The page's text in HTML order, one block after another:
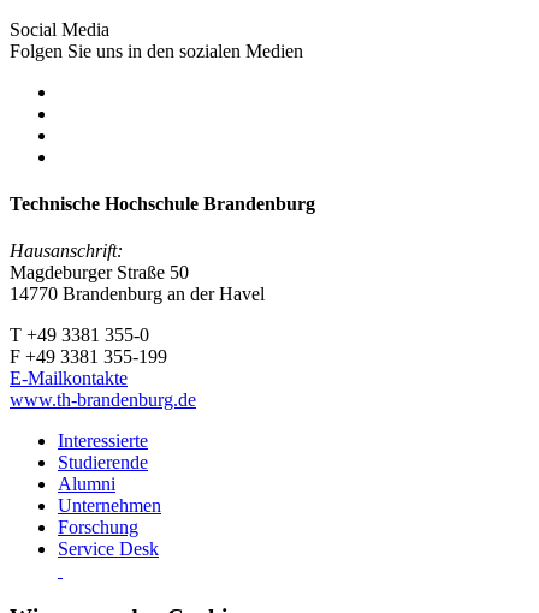
Social Media
Folgen Sie uns in den sozialen Medien
Technische Hochschule Brandenburg
Hausanschrift:
Magdeburger Straße 50
14770 Brandenburg an der Havel
T +49 3381 355-0
F +49 3381 355-199
E-Mailkontakte
www.th-brandenburg.de
Interessierte
Studierende
Alumni
Unternehmen
Forschung
Service Desk